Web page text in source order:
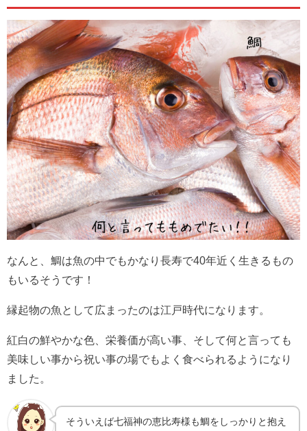
なんと、鯛は魚の中でもかなり長寿で40年近く生きるもの
もいるそうです！
縁起物の魚として広まったのは江戸時代になります。
紅白の鮮やかな色、栄養価が高い事、そして何と言っても
美味しい事から祝い事の場でもよく食べられるようになり
ました。
そういえば七福神の恵比寿様も鯛をしっかりと抱え